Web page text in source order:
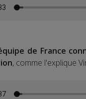
de France
, comme l'explique